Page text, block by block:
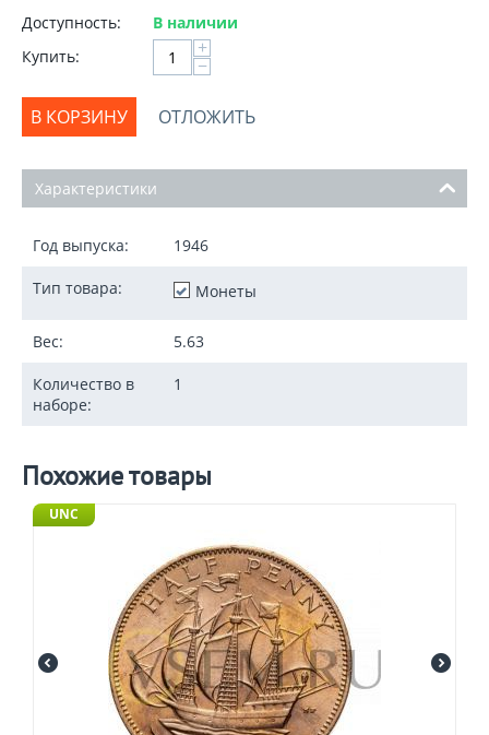
Доступность:
В наличии
Купить:
+
−
В КОРЗИНУ ОТЛОЖИТЬ
Характеристики
Год выпуска: 1946
Тип товара: Монеты
Вес: 5.63
Количество в
наборе:
1
Похожие товары
UNC